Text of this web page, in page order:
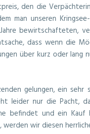
den die
man unseren
bewirtschafteten,
dass wenn die
über kurz oder
gelungen, ein sehr
leider nur die Pacht,
befindet und ein
wir diesen